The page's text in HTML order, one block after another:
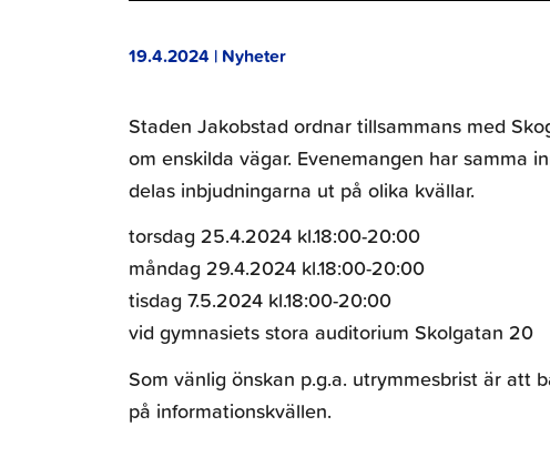
19.4.2024 | Nyheter
Staden Jakobstad ordnar tillsammans med
om enskilda vägar. Evenemangen har samma
delas inbjudningarna ut på olika kvällar.
torsdag 25.4.2024 kl.18:00-20:00
måndag 29.4.2024 kl.18:00-20:00
tisdag 7.5.2024 kl.18:00-20:00
vid gymnasiets stora auditorium Skolgatan 20
Som vänlig önskan p.g.a. utrymmesbrist är att
på informationskvällen.